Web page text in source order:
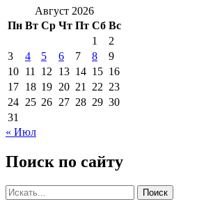
Август 2026
Пн Вт Ср Чт Пт Сб Вс
1
2
3
4 5 6 7 8
9
10 11 12 13 14 15 16
17 18 19 20 21 22 23
24 25 26 27 28 29 30
31
« Июл
Поиск по сайту